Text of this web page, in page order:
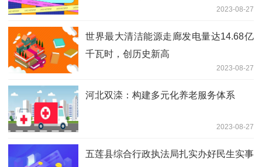
2023-08-27
世界最大清洁能源走廊发电量达14.68亿
千瓦时，创历史新高
2023-08-27
河北双滦：构建多元化养老服务体系
2023-08-27
五莲县综合行政执法局扎实办好民生实事